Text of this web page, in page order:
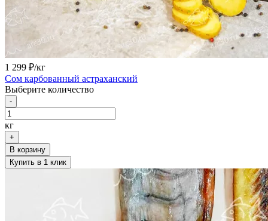
1 299 ₽/кг
Сом карбованный астраханский
Выберите количество
-
кг
+
В корзину
Купить в 1 клик